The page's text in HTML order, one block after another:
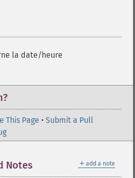
la date/heure
This Page • Submit a Pull
＋ add a note
Notes